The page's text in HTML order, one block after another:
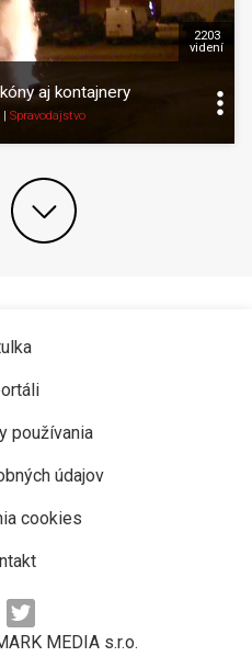
aj kontajnery
Spravodajstvo
2203
videní
používania
údajov
cookies
MEDIA s.r.o.